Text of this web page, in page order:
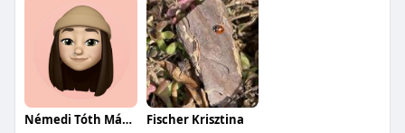
Némedi Tóth Márta Fischer Krisztina